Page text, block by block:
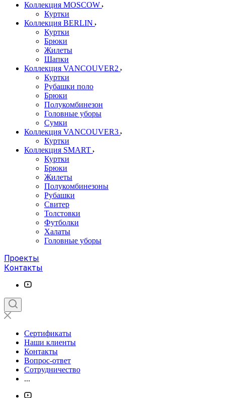
Коллекция MOSCOW
Куртки
Коллекция BERLIN
Куртки
Брюки
Жилеты
Шапки
Коллекция VANCOUVER2
Куртки
Рубашки поло
Брюки
Полукомбинезон
Головные уборы
Сумки
Коллекция VANCOUVER3
Куртки
Коллекция SMART
Куртки
Брюки
Жилеты
Полукомбинезоны
Рубашки
Свитер
Толстовки
Футболки
Халаты
Головные уборы
Проекты
Контакты
Сертификаты
Наши клиенты
Контакты
Вопрос-ответ
Сотрудничество
...